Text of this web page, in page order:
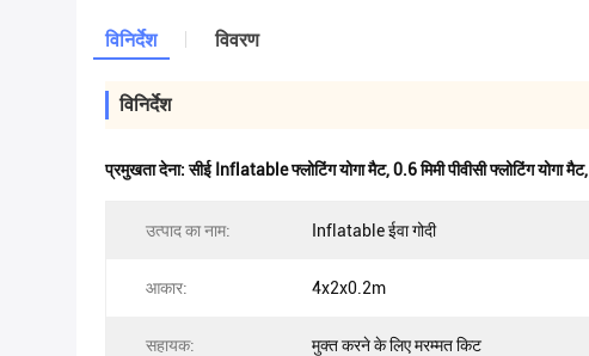
विनिर्देश विवरण
विनिर्देश
प्रमुखता देना:सीई Inflatable फ्लोटिंग योगा मैट,0.6 मिमी पीवीसी फ्लोटिंग योगा मैट,
उत्पाद का नाम: Inflatable ईवा गोदी
आकार: 4x2x0.2m
सहायक: मुक्त करने के लिए मरम्मत किट